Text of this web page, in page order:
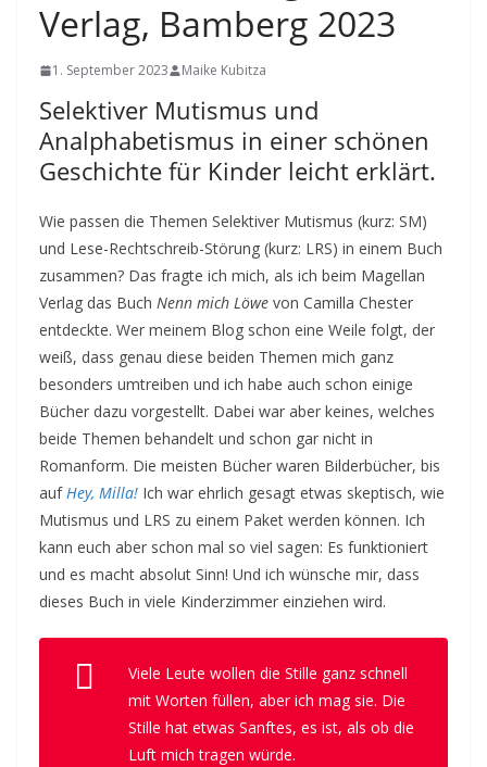
Verlag, Bamberg 2023
1. September 2023 Maike Kubitza
Selektiver Mutismus und
Analphabetismus in einer schönen
Geschichte für Kinder leicht erklärt.
Wie passen die Themen Selektiver Mutismus (kurz: SM)
und Lese-Rechtschreib-Störung (kurz: LRS) in einem Buch
zusammen? Das fragte ich mich, als ich beim Magellan
Verlag das Buch Nenn mich Löwe von Camilla Chester
entdeckte. Wer meinem Blog schon eine Weile folgt, der
weiß, dass genau diese beiden Themen mich ganz
besonders umtreiben und ich habe auch schon einige
Bücher dazu vorgestellt. Dabei war aber keines, welches
beide Themen behandelt und schon gar nicht in
Romanform. Die meisten Bücher waren Bilderbücher, bis
aufHey, Milla! Ich war ehrlich gesagt etwas skeptisch, wie
Mutismus und LRS zu einem Paket werden können. Ich
kann euch aber schon mal so viel sagen: Es funktioniert
und es macht absolut Sinn! Und ich wünsche mir, dass
dieses Buch in viele Kinderzimmer einziehen wird.
Viele Leute wollen die Stille ganz schnell
mit Worten füllen, aber ich mag sie. Die
Stille hat etwas Sanftes, es ist, als ob die
Luft mich tragen würde.